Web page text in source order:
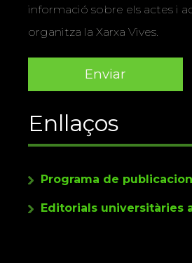
informació sobre els actes i
organitza la Xarxa Vives.
Enllaços
Programa de
Editorials universitàries